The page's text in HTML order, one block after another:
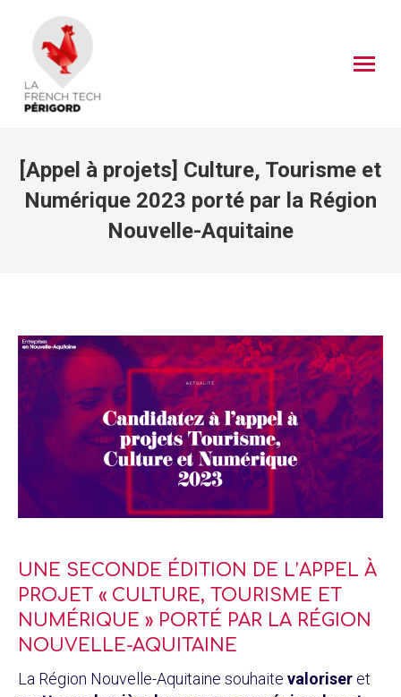
[Appel à projets] Culture, Tourisme et
Numérique 2023 porté par la Région
Nouvelle-Aquitaine
UNE SECONDE ÉDITION DE L’APPEL À
PROJET « CULTURE, TOURISME ET
NUMÉRIQUE » PORTÉ PAR LA RÉGION
NOUVELLE-AQUITAINE
La Région Nouvelle-Aquitaine souhaite valoriser et